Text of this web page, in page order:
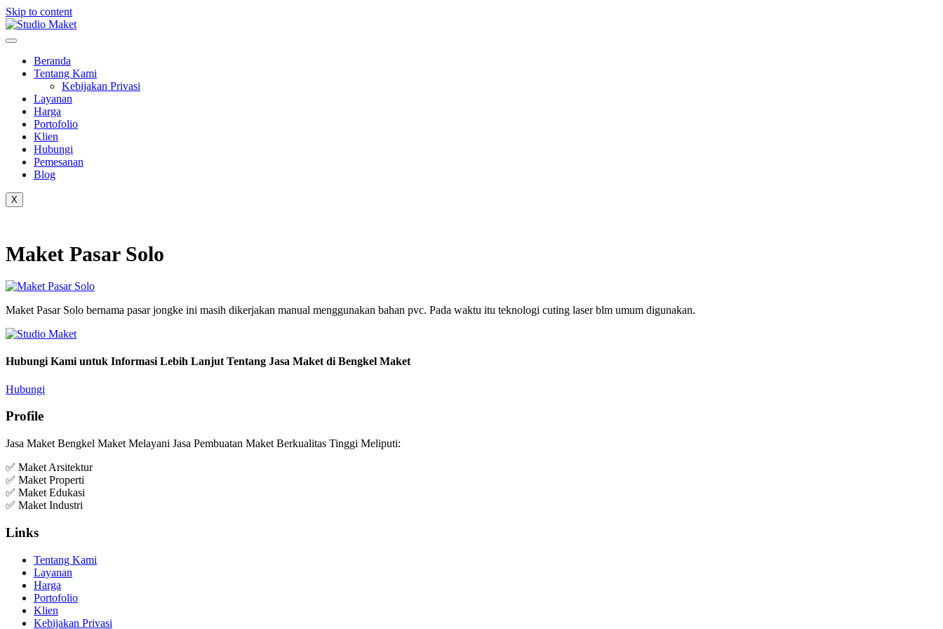
Skip to content
Beranda
Tentang Kami
Kebijakan Privasi
Layanan
Harga
Portofolio
Klien
Hubungi
Pemesanan
Blog
X
Maket Pasar Solo
Maket Pasar Solo bernama pasar jongke ini masih dikerjakan manual menggunakan bahan pvc. Pada waktu itu teknologi cuting laser blm umum digunakan.
Hubungi Kami untuk Informasi Lebih Lanjut Tentang Jasa Maket di Bengkel Maket
Hubungi
Profile
Jasa Maket Bengkel Maket Melayani Jasa Pembuatan Maket Berkualitas Tinggi Meliputi:
✅ Maket Arsitektur
✅ Maket Properti
✅ Maket Edukasi
✅ Maket Industri
Links
Tentang Kami
Layanan
Harga
Portofolio
Klien
Kebijakan Privasi